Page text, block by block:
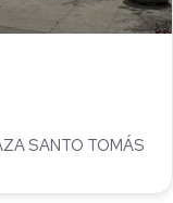
SANTO TOMÁS